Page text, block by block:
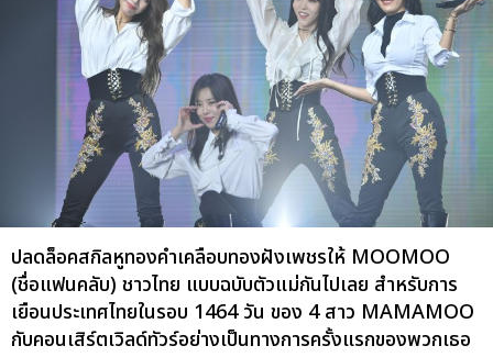
ปลดล็อคสกิลหูทองคำเคลือบทองฝังเพชรให้ MOOMOO
(ชื่อแฟนคลับ) ชาวไทย แบบฉบับตัวแม่กันไปเลย สำหรับการ
เยือนประเทศไทยในรอบ 1464 วัน ของ 4 สาว MAMAMOO
กับคอนเสิร์ตเวิลด์ทัวร์อย่างเป็นทางการครั้งแรกของพวกเธอ